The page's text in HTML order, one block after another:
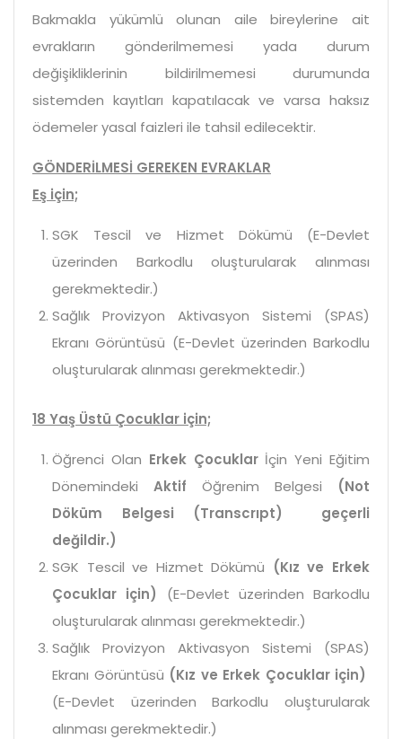
Bakmakla yükümlü olunan aile bireylerine ait
evrakların gönderilmemesi yada durum
değişikliklerinin bildirilmemesi durumunda
sistemden kayıtları kapatılacak ve varsa haksız
ödemeler yasal faizleri ile tahsil edilecektir.
GÖNDERİLMESİ GEREKEN EVRAKLAR
Eş için;
SGK Tescil ve Hizmet Dökümü (E-Devlet
üzerinden Barkodlu oluşturularak alınması
gerekmektedir.)
Sağlık Provizyon Aktivasyon Sistemi (SPAS)
Ekranı Görüntüsü (E-Devlet üzerinden Barkodlu
oluşturularak alınması gerekmektedir.)
18 Yaş Üstü Çocuklar için;
Öğrenci Olan Erkek Çocuklarİçin Yeni Eğitim
Dönemindeki Aktif Öğrenim Belgesi (Not
Döküm Belgesi (Transcrıpt) geçerli
değildir.)
SGK Tescil ve Hizmet Dökümü (Kız ve Erkek
Çocuklar için)
(E-Devlet üzerinden Barkodlu
oluşturularak alınması gerekmektedir.)
Sağlık Provizyon Aktivasyon Sistemi (SPAS)
Ekranı Görüntüsü (Kız ve Erkek Çocuklar için)
(E-Devlet üzerinden Barkodlu oluşturularak
alınması gerekmektedir.)